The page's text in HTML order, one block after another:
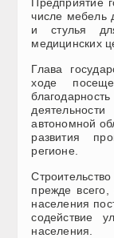
числе мебель
и стулья
медицинских
Глава
ходе
автономной
развития
регионе.
прежде всего,
населения
содействие
населения.